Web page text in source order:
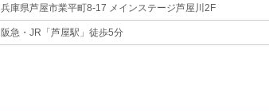
◇家族愛休暇 他
兵庫県芦屋市業平町8-17 メインステージ芦屋川2F
阪急・JR「芦屋駅」徒歩5分